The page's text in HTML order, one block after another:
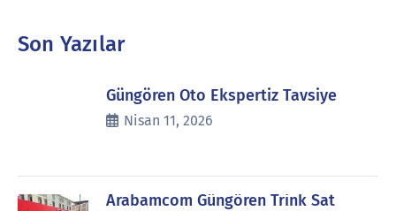
Son Yazılar
Güngören Oto Ekspertiz Tavsiye
Nisan 11, 2026
Arabamcom Güngören Trink Sat